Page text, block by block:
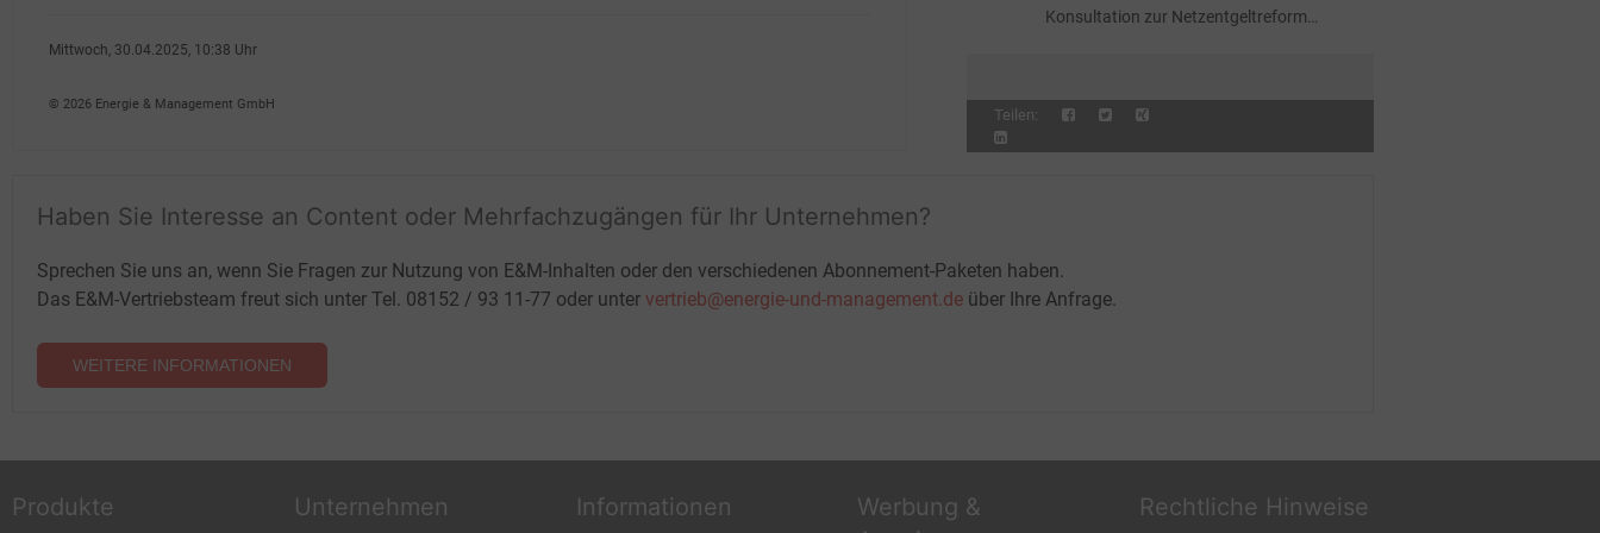
Mittwoch, 30.04.2025, 10:38 Uhr
© 2026 Energie & Management GmbH
Konsultation zur Netzentgeltreform
Teilen:
Haben Sie Interesse an Content oder Mehrfachzugängen für Ihr Unternehmen?
Sprechen Sie uns an, wenn Sie Fragen zur Nutzung von E&M-Inhalten oder den verschiedenen Abonnement-Paketen haben.
Das E&M-Vertriebsteam freut sich unter Tel. 08152 / 93 11-77 oder unter vertrieb@energie-und-management.de über Ihre Anfrage.
WEITERE INFORMATIONEN
Produkte Unternehmen Informationen
Werbung &
Rechtliche Hinweise